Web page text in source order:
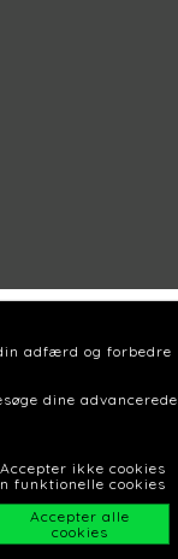
adfærd og forbedre
dine advancerede
Accepter ikke cookies
funktionelle cookies
Accepter alle
cookies